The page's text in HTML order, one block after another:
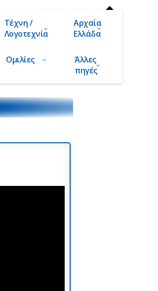
Τέχνη /
Λογοτεχνία
Αρχαία
Ελλάδα
Ομιλίες
Άλλες
πηγές